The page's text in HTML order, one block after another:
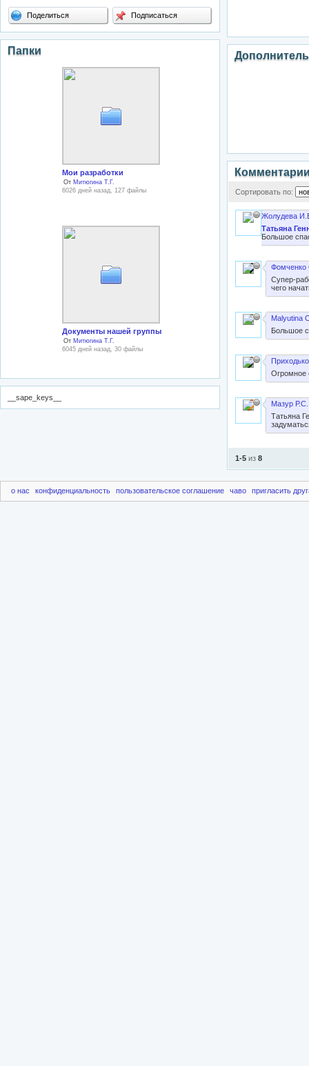
Поделиться Подписаться
Папки
Мои разработки
От Митюгина Т.Г.
6026 дней назад, 127 файлы
Документы нашей группы
От Митюгина Т.Г.
6045 дней назад, 30 файлы
__sape_keys__
Сортировать по:
Жолудева
Татьяна
Большое
Супер-
чего
Malyutina
Большое
Огромное
Мазур Р.С.
Татьяна
1-5 из 8
о нас конфиденциальность пользовательское соглашение чаво пригласить